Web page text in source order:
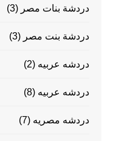
دردشة بنات مصر (3)
دردشة بنت مصر (3)
دردشه عربيه (2)
دردشه عربيه (8)
دردشه مصريه (7)